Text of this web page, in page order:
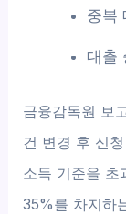
중복
대출
금융감독원 보
건 변경 후 신
소득 기준을 초
35%를 차지하